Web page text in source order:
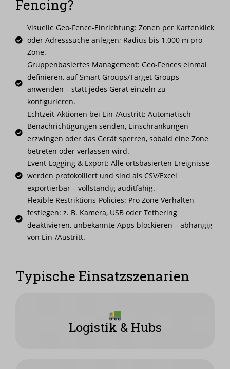
Fencing?
Visuelle Geo-Fence-Einrichtung: Zonen per Kartenklick
oder Adresssuche anlegen; Radius bis 1.000 m pro
Zone.
Gruppenbasiertes Management: Geo-Fences einmal
definieren, auf Smart Groups/Target Groups
anwenden – statt jedes Gerät einzeln zu
konfigurieren.
Echtzeit-Aktionen bei Ein-/Austritt: Automatisch
Benachrichtigungen senden, Einschränkungen
erzwingen oder das Gerät sperren, sobald eine Zone
betreten oder verlassen wird.
Event-Logging & Export: Alle ortsbasierten Ereignisse
werden protokolliert und sind als CSV/Excel
exportierbar – vollständig auditfähig.
Flexible Restriktions-Policies: Pro Zone Verhalten
festlegen: z. B. Kamera, USB oder Tethering
deaktivieren, unbekannte Apps blockieren – abhängig
von Ein-/Austritt.
Typische Einsatzszenarien
Logistik & Hubs